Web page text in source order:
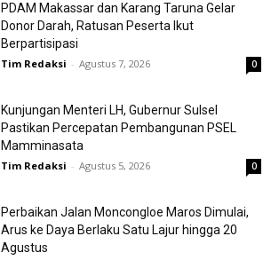
PDAM Makassar dan Karang Taruna Gelar
Donor Darah, Ratusan Peserta Ikut
Berpartisipasi
Tim Redaksi - Agustus 7, 2026 0
Kunjungan Menteri LH, Gubernur Sulsel
Pastikan Percepatan Pembangunan PSEL
Mamminasata
Tim Redaksi - Agustus 5, 2026 0
Perbaikan Jalan Moncongloe Maros Dimulai,
Arus ke Daya Berlaku Satu Lajur hingga 20
Agustus